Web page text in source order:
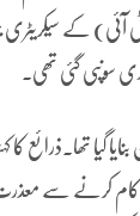
ٹی آئی) کے
سونپی گئی تھی۔
تھا۔ذرائع کا
کرنے سے